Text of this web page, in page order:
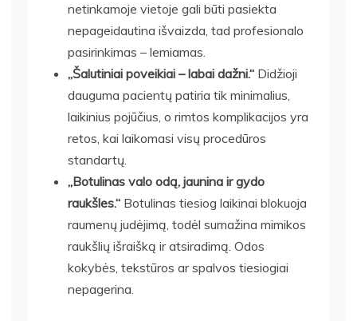
netinkamoje vietoje gali būti pasiekta
nepageidautina išvaizda, tad profesionalo
pasirinkimas – lemiamas.
„Šalutiniai poveikiai – labai dažni.“ Didžioji
dauguma pacientų patiria tik minimalius,
laikinius pojūčius, o rimtos komplikacijos yra
retos, kai laikomasi visų procedūros
standartų.
„Botulinas valo odą, jaunina ir gydo
raukšles.“ Botulinas tiesiog laikinai blokuoja
raumenų judėjimą, todėl sumažina mimikos
raukšlių išraišką ir atsiradimą. Odos
kokybės, tekstūros ar spalvos tiesiogiai
nepagerina.